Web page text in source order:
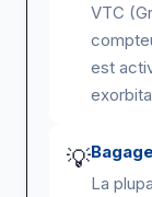
VTC
est
💡
La